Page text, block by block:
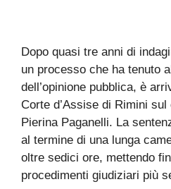
Dopo quasi tre anni di
un processo che ha tenuto
dell’opinione pubblica, è
Corte d’Assise di Rimini sul
Pierina Paganelli. La
al termine di una lunga
oltre sedici ore, mettendo
procedimenti giudiziari più